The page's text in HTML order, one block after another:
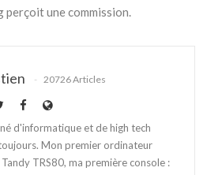
perçoit une commission.
20726 Articles
d'informatique et de high tech
Mon premier ordinateur
TRS80, ma première console :